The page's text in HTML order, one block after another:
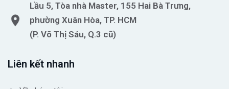
Lầu 5, Tòa nhà Master, 155 Hai Bà Trưng,
phường Xuân Hòa, TP. HCM
(P. Võ Thị Sáu, Q.3 cũ)
Liên kết nhanh